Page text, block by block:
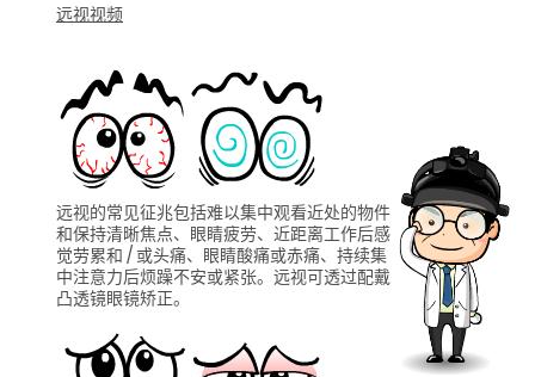
远视视频
远视的常见征兆包括难以集中观看近处的物件
和保持清晰焦点、眼睛疲劳、近距离工作后感
觉劳累和 / 或头痛、眼睛酸痛或赤痛、持续集
中注意力后烦躁不安或紧张。远视可透过配戴
凸透镜眼镜矫正。